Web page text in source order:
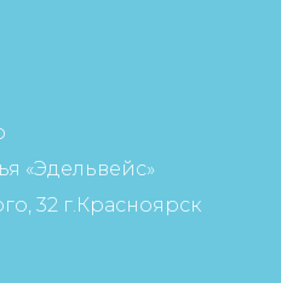
«Эдельвейс»
32 г.Красноярск